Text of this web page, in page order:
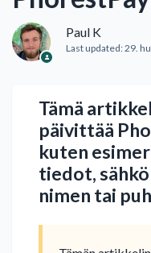
Paul K
Last updated:29.
Tämä
päivittää
kuten
tiedot,
nimen tai